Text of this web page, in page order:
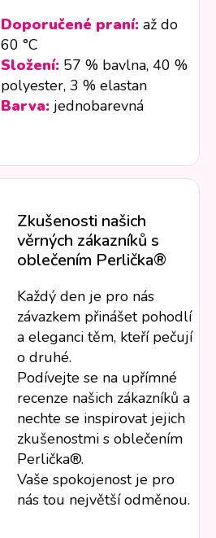
Doporučené praní: až do
60 °C
Složení: 57 % bavlna, 40 %
polyester, 3 % elastan
Barva: jednobarevná
Zkušenosti našich
věrných zákazníků s
oblečením Perlička®
Každý den je pro nás
závazkem přinášet pohodlí
a eleganci těm, kteří pečují
o druhé.
Podívejte se na upřímné
recenze našich zákazníků a
nechte se inspirovat jejich
zkušenostmi s oblečením
Perlička®.
Vaše spokojenost je pro
nás tou největší odměnou.